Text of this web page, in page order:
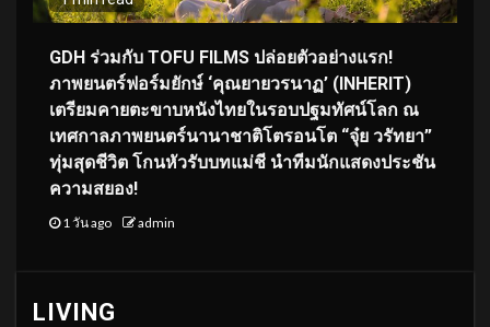
GDH ร่วมกับ TOFU FILMS ปล่อยตัวอย่างแรก!
ภาพยนตร์ฟอร์มยักษ์ ‘คุณยายวรนาฏ’ (INHERIT)
เตรียมคายตะขาบหนังไทยในรอบปฐมทัศน์โลก ณ
เทศกาลภาพยนตร์นานาชาติโตรอนโต “จุ๋ย วรัทยา”
ทุ่มสุดชีวิต โกนหัวรับบทแม่ชี นำทีมนักแสดงประชัน
ความสยอง!
1 วัน ago admin
LIVING